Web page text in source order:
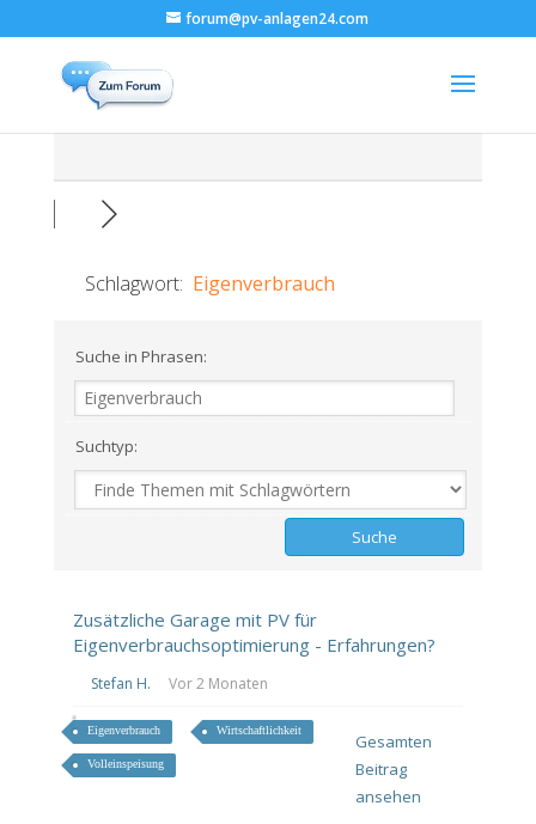
forum@pv-anlagen24.com
Schlagwort: Eigenverbrauch
Suche in Phrasen:
Suchtyp:
Zusätzliche Garage mit PV für
Eigenverbrauchsoptimierung - Erfahrungen?
Stefan H. Vor 2 Monaten
Eigenverbrauch Wirtschaftlichkeit
Volleinspeisung
Gesamten
Beitrag
ansehen